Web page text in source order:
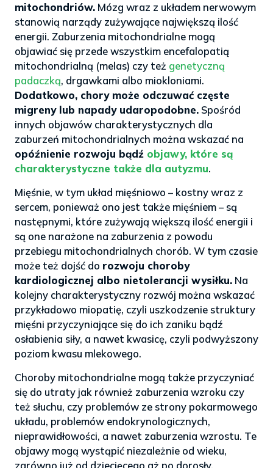
mitochondriów. Mózg wraz z układem nerwowym
stanowią narządy zużywające największą ilość
energii. Zaburzenia mitochondrialne mogą
objawiać się przede wszystkim encefalopatią
mitochondrialną (melas) czy też genetyczną
padaczką, drgawkami albo miokloniami.
Dodatkowo, chory może odczuwać częste
migreny lub napady udaropodobne. Spośród
innych objawów charakterystycznych dla
zaburzeń mitochondrialnych można wskazać na
opóźnienie rozwoju bądź objawy, które są
charakterystyczne także dla autyzmu.
Mięśnie, w tym układ mięśniowo – kostny wraz z
sercem, ponieważ ono jest także mięśniem – są
następnymi, które zużywają większą ilość energii i
są one narażone na zaburzenia z powodu
przebiegu mitochondrialnych chorób. W tym czasie
może też dojść do rozwoju choroby
kardiologicznej albo nietolerancji wysiłku. Na
kolejny charakterystyczny rozwój można wskazać
przykładowo miopatię, czyli uszkodzenie struktury
mięśni przyczyniające się do ich zaniku bądź
osłabienia siły, a nawet kwasicę, czyli podwyższony
poziom kwasu mlekowego.
Choroby mitochondrialne mogą także przyczyniać
się do utraty jak również zaburzenia wzroku czy
też słuchu, czy problemów ze strony pokarmowego
układu, problemów endokrynologicznych,
nieprawidłowości, a nawet zaburzenia wzrostu. Te
objawy mogą wystąpić niezależnie od wieku,